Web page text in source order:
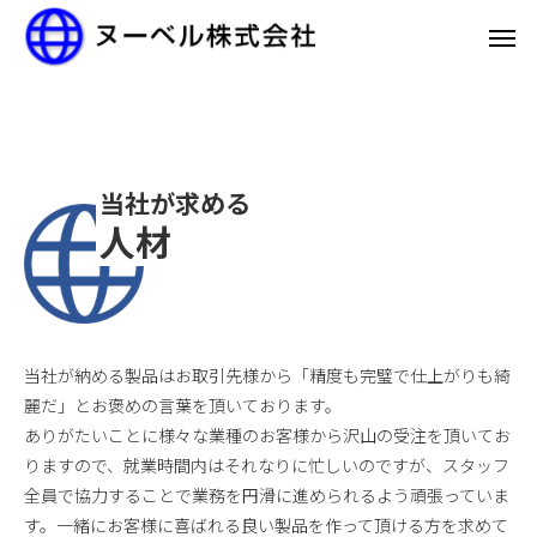
当社が求める
人材
当社が納める製品はお取引先様から「精度も完璧で仕上がりも綺
麗だ」とお褒めの言葉を頂いております。
ありがたいことに様々な業種のお客様から沢山の受注を頂いてお
りますので、就業時間内はそれなりに忙しいのですが、スタッフ
全員で協力することで業務を円滑に進められるよう頑張っていま
す。一緒にお客様に喜ばれる良い製品を作って頂ける方を求めて